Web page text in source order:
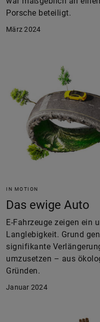
Porsche beteiligt.
März 2024
IN MOTION
Das ewige Auto
E-Fahrzeuge zeigen ein
Langlebigkeit. Grund
signifikante
umzusetzen – aus
Gründen.
Januar 2024